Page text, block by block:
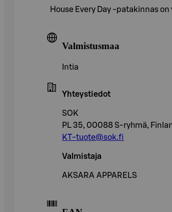
House Every Day -patakinnas
Valmistusmaa
Intia
Yhteystiedot
SOK
PL 35, 00088 S-ryhmä,
KT-tuote@sok.fi
Valmistaja
AKSARA APPARELS